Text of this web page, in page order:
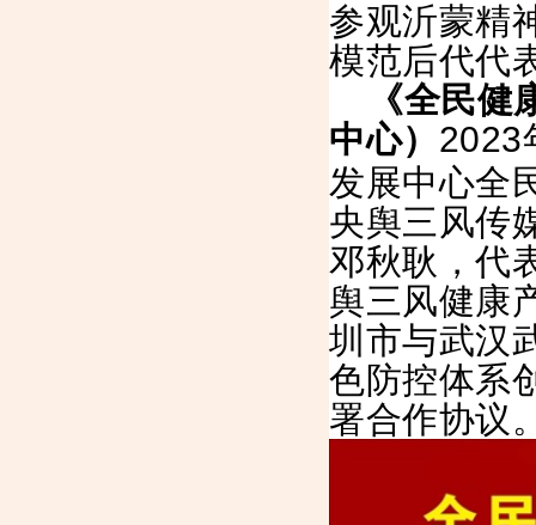
参观沂蒙精
模范后代代
《全民
中心） 2023
发展中心全
央舆三风传
邓秋耿，代
舆三风健康
圳市与武汉
色防控体系
署合作协议